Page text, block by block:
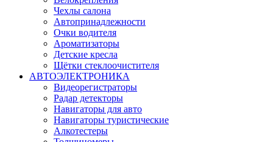
Чехлы салона
Автопринадлежности
Очки водителя
Ароматизаторы
Детские кресла
Щётки стеклоочистителя
АВТОЭЛЕКТРОНИКА
Видеорегистраторы
Радар детекторы
Навигаторы для авто
Навигаторы туристические
Алкотестеры